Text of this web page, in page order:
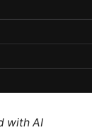
with AI